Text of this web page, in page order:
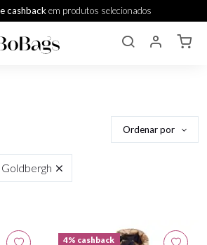
cashbackem produtos selecionados
Ordenar por
Goldbergh
4% cashback